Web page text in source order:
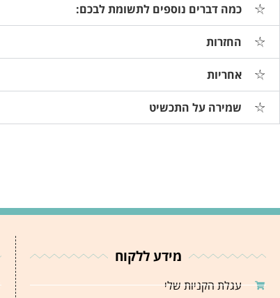
כמה דברים נוספים לתשומת לבכם:
החזרות
אחריות
שמירה על התכשיט
מידע ללקוח
עגלת הקניות שלי